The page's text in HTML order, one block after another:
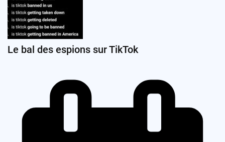
Le bal des espions sur TikTok